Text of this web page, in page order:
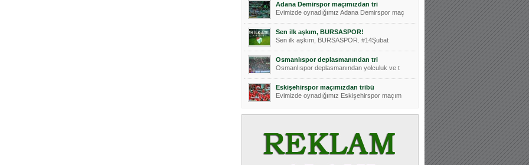
Adana Demirspor maçımızdan tri
Evimizde oynadığımız Adana Demirspor maç
Sen ilk aşkım, BURSASPOR!
Sen ilk aşkım, BURSASPOR. #14Şubat
Osmanlıspor deplasmanından tri
Osmanlıspor deplasmanından yolculuk ve t
Eskişehirspor maçımızdan tribü
Evimizde oynadığımız Eskişehirspor maçım